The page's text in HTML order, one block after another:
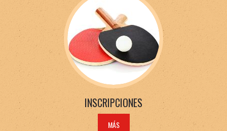
INSCRIPCIONES
MÁS